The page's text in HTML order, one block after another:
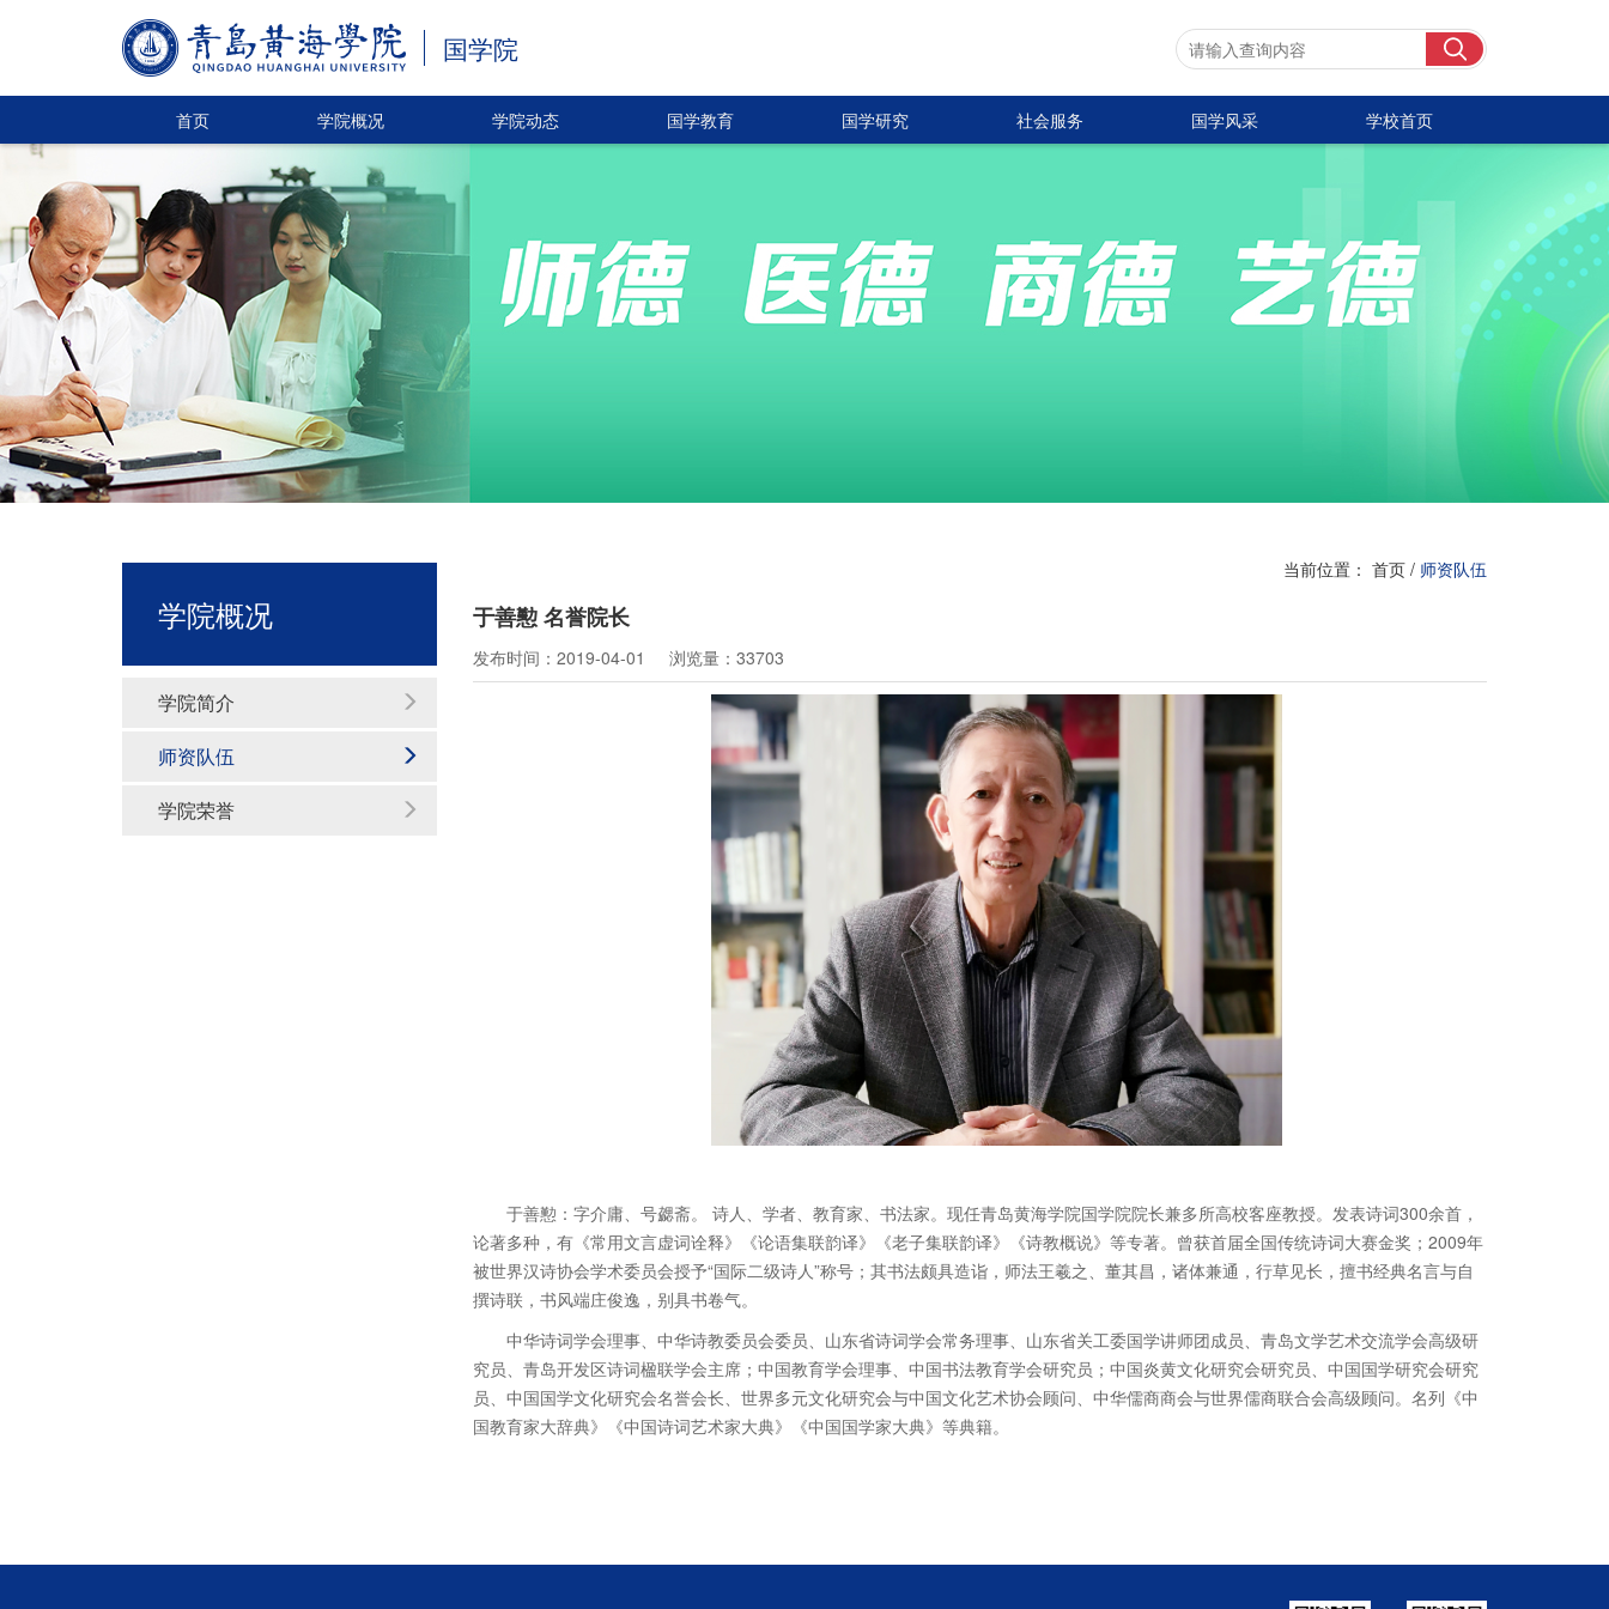
国学院
首页 学院概况 学院动态 国学教育 国学研究 社会服务 国学风采 学校首页
学院概况
学院简介
师资队伍
学院荣誉
当前位置： 首页 / 师资队伍
于善懃 名誉院长
发布时间：2019-04-01 浏览量：33703
于善懃：字介庸、号勰斋。 诗人、学者、教育家、书法家。现任青岛黄海学院国学院院长兼多所高校客座教授。发表诗词300余首，
论著多种，有《常用文言虚词诠释》《论语集联韵译》《老子集联韵译》《诗教概说》等专著。曾获首届全国传统诗词大赛金奖；2009年
被世界汉诗协会学术委员会授予“国际二级诗人”称号；其书法颇具造诣，师法王羲之、董其昌，诸体兼通，行草见长，擅书经典名言与自
撰诗联，书风端庄俊逸，别具书卷气。
中华诗词学会理事、中华诗教委员会委员、山东省诗词学会常务理事、山东省关工委国学讲师团成员、青岛文学艺术交流学会高级研
究员、青岛开发区诗词楹联学会主席；中国教育学会理事、中国书法教育学会研究员；中国炎黄文化研究会研究员、中国国学研究会研究
员、中国国学文化研究会名誉会长、世界多元文化研究会与中国文化艺术协会顾问、中华儒商商会与世界儒商联合会高级顾问。名列《中
国教育家大辞典》《中国诗词艺术家大典》《中国国学家大典》等典籍。